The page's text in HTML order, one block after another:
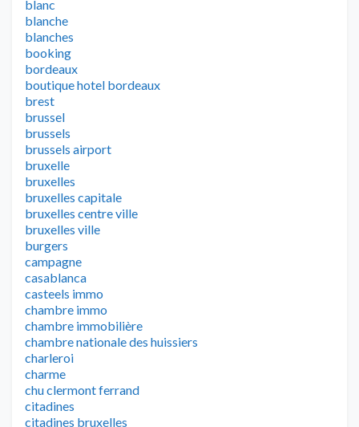
blanc
blanche
blanches
booking
bordeaux
boutique hotel bordeaux
brest
brussel
brussels
brussels airport
bruxelle
bruxelles
bruxelles capitale
bruxelles centre ville
bruxelles ville
burgers
campagne
casablanca
casteels immo
chambre immo
chambre immobilière
chambre nationale des huissiers
charleroi
charme
chu clermont ferrand
citadines
citadines bruxelles